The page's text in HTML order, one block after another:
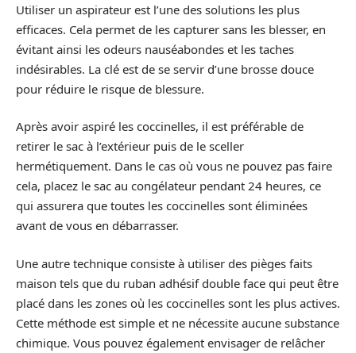
Utiliser un aspirateur est l’une des solutions les plus
efficaces. Cela permet de les capturer sans les blesser, en
évitant ainsi les odeurs nauséabondes et les taches
indésirables. La clé est de se servir d’une brosse douce
pour réduire le risque de blessure.
Après avoir aspiré les coccinelles, il est préférable de
retirer le sac à l’extérieur puis de le sceller
hermétiquement. Dans le cas où vous ne pouvez pas faire
cela, placez le sac au congélateur pendant 24 heures, ce
qui assurera que toutes les coccinelles sont éliminées
avant de vous en débarrasser.
Une autre technique consiste à utiliser des pièges faits
maison tels que du ruban adhésif double face qui peut être
placé dans les zones où les coccinelles sont les plus actives.
Cette méthode est simple et ne nécessite aucune substance
chimique. Vous pouvez également envisager de relâcher